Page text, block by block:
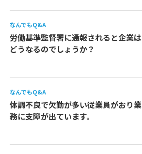
なんでもQ&A
労働基準監督署に通報されると企業は
どうなるのでしょうか？
なんでもQ&A
体調不良で欠勤が多い従業員がおり業
務に支障が出ています。